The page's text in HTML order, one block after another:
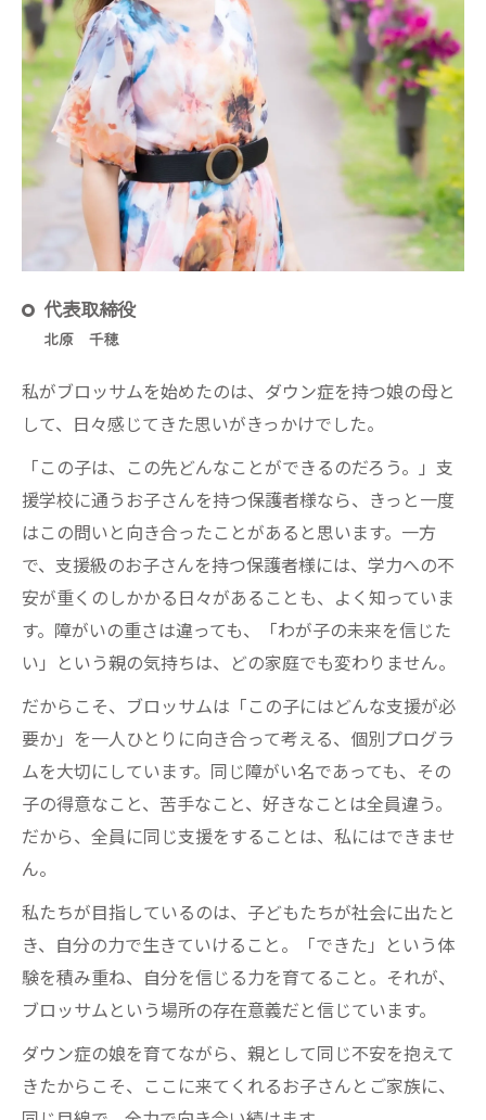
代表取締役
北原 千穂
私がブロッサムを始めたのは、ダウン症を持つ娘の母と
して、日々感じてきた思いがきっかけでした。
「この子は、この先どんなことができるのだろう。」支
援学校に通うお子さんを持つ保護者様なら、きっと一度
はこの問いと向き合ったことがあると思います。一方
で、支援級のお子さんを持つ保護者様には、学力への不
安が重くのしかかる日々があることも、よく知っていま
す。障がいの重さは違っても、「わが子の未来を信じた
い」という親の気持ちは、どの家庭でも変わりません。
だからこそ、ブロッサムは「この子にはどんな支援が必
要か」を一人ひとりに向き合って考える、個別プログラ
ムを大切にしています。同じ障がい名であっても、その
子の得意なこと、苦手なこと、好きなことは全員違う。
だから、全員に同じ支援をすることは、私にはできませ
ん。
私たちが目指しているのは、子どもたちが社会に出たと
き、自分の力で生きていけること。「できた」という体
験を積み重ね、自分を信じる力を育てること。それが、
ブロッサムという場所の存在意義だと信じています。
ダウン症の娘を育てながら、親として同じ不安を抱えて
きたからこそ、ここに来てくれるお子さんとご家族に、